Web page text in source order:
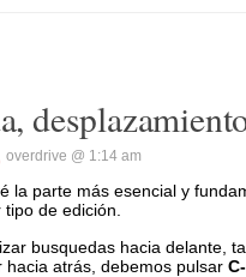
overdrive @ 1:14 am
la parte más esencial y
de edición.
busquedas hacia delante,
hacia atrás, debemos pulsar